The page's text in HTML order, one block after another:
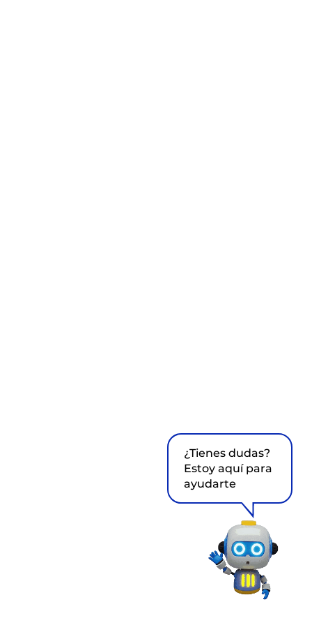
¿Tienes dudas?
Estoy aquí para
ayudarte